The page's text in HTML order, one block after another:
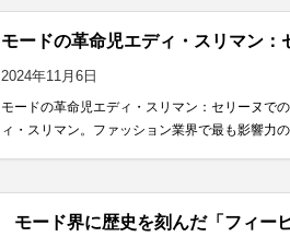
モードの革命児エディ・スリマン：
2024年11月6日
モードの革命児エディ・スリマン：セリーヌで
ィ・スリマン。ファッション業界で最も影響力
モード界に歴史を刻んだ「フィー